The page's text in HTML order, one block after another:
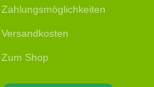
Zahlungsmöglichkeiten
Versandkosten
Zum Shop